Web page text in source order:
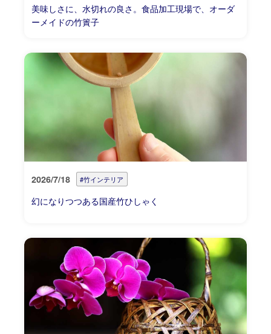
美味しさに、水切れの良さ。食品加工現場で、オーダ
ーメイドの竹簀子
2026/7/18 #竹インテリア
幻になりつつある国産竹ひしゃく